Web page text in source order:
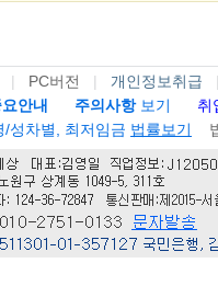
| PC버전 | 개인정보취급
안내
주의사항 보기
취
/성차별, 최저임금 법률보기